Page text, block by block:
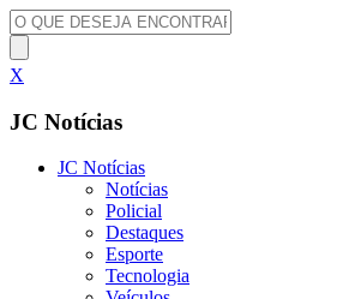
X
JC Notícias
JC Notícias
Notícias
Policial
Destaques
Esporte
Tecnologia